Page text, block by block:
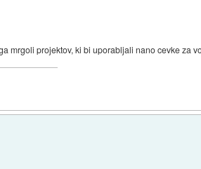
mrgoli projektov, ki bi uporabljali nano cevke za